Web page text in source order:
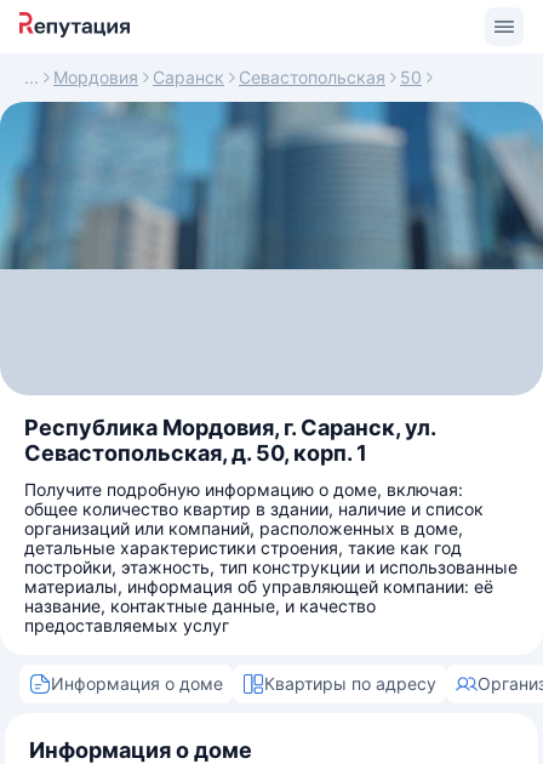
Мордовия Саранск Севастопольская 50
Республика Мордовия, г. Саранск, ул.
Севастопольская, д. 50, корп. 1
Получите подробную информацию о доме, включая:
общее количество квартир в здании, наличие и список
организаций или компаний, расположенных в доме,
детальные характеристики строения, такие как год
постройки, этажность, тип конструкции и использованные
материалы, информация об управляющей компании: её
название, контактные данные, и качество
предоставляемых услуг
Информация о доме Квартиры по адресу
Информация о доме